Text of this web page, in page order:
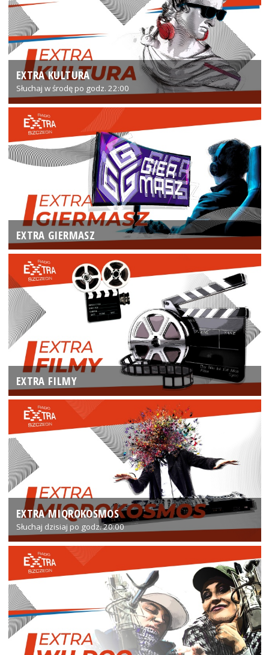
EXTRA KULTURA
Słuchaj w środę po godz. 22:00
EXTRA GIERMASZ
EXTRA FILMY
EXTRA MIQROKOSMOS
Słuchaj dzisiaj po godz. 20:00